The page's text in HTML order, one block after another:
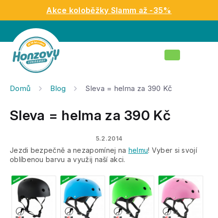
obsah
Akce koloběžky Slamm až -35%
Nákupní
Domů Blog Sleva = helma za 390 Kč
Sleva = helma za 390 Kč
5.2.2014
Jezdi bezpečně a nezapomínej na helmu! Vyber si svojí
oblíbenou barvu a využij naší akci.